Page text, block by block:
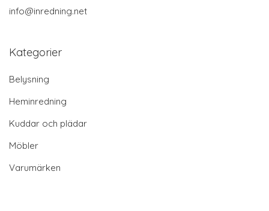
info@inredning.net
Kategorier
Belysning
Heminredning
Kuddar och plädar
Möbler
Varumärken